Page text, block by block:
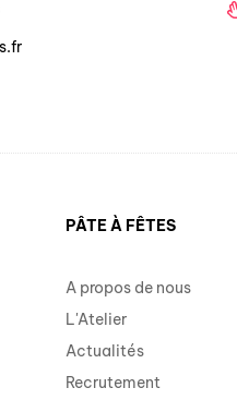
PÂTE À FÊTES
A propos de nous
L'Atelier
Actualités
Recrutement